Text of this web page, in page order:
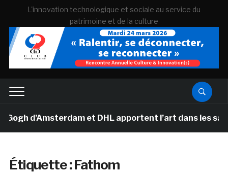
L'innovation technologique et sociale au service du
patrimoine et de la culture
d’Amsterdam et DHL apportent l’art dans les salles
Étiquette :Fathom